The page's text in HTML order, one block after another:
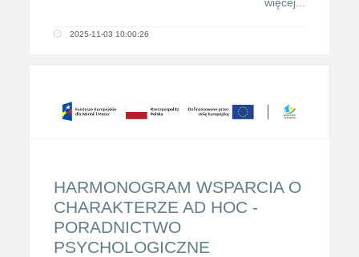
2025-11-03 10:00:26
HARMONOGRAM WSPARCIA O
CHARAKTERZE AD HOC -
PORADNICTWO
PSYCHOLOGICZNE